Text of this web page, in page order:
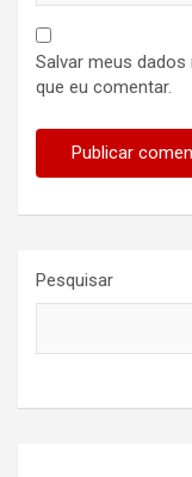
Salvar meus
que eu comentar.
Pesquisar